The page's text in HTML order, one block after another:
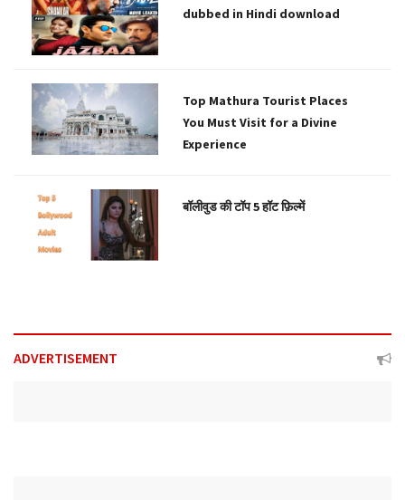
dubbed in Hindi download
Top Mathura Tourist Places
You Must Visit for a Divine
Experience
बॉलीवुड की टॉप 5 हॉट फ़िल्में
ADVERTISEMENT